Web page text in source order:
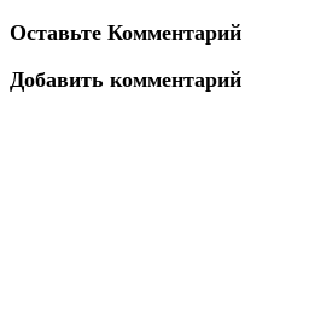
Оставьте Комментарий
Добавить комментарий